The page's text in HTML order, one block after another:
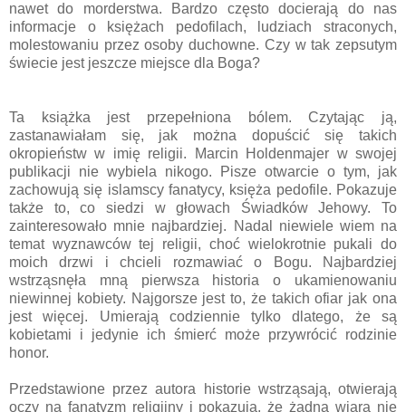
nawet do morderstwa. Bardzo często docierają do nas
informacje o księżach pedofilach, ludziach straconych,
molestowaniu przez osoby duchowne. Czy w tak zepsutym
świecie jest jeszcze miejsce dla Boga?
Ta książka jest przepełniona bólem. Czytając ją,
zastanawiałam się, jak można dopuścić się takich
okropieństw w imię religii. Marcin Holdenmajer w swojej
publikacji nie wybiela nikogo. Pisze otwarcie o tym, jak
zachowują się islamscy fanatycy, księża pedofile. Pokazuje
także to, co siedzi w głowach Świadków Jehowy. To
zainteresowało mnie najbardziej. Nadal niewiele wiem na
temat wyznawców tej religii, choć wielokrotnie pukali do
moich drzwi i chcieli rozmawiać o Bogu. Najbardziej
wstrząsnęła mną pierwsza historia o ukamienowaniu
niewinnej kobiety. Najgorsze jest to, że takich ofiar jak ona
jest więcej. Umierają codziennie tylko dlatego, że są
kobietami i jedynie ich śmierć może przywrócić rodzinie
honor.
Przedstawione przez autora historie wstrząsają, otwierają
oczy na fanatyzm religijny i pokazują, że żadna wiara nie